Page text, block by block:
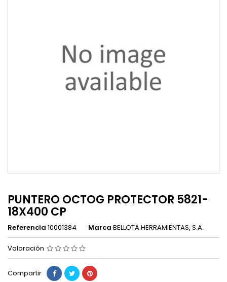
PUNTERO OCTOG PROTECTOR 5821-
18X400 CP
Referencia 10001384 Marca BELLOTA HERRAMIENTAS, S.A.
Valoración
Compartir